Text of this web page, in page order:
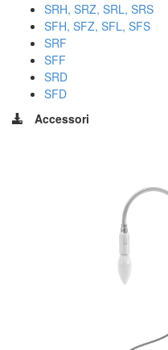
SRH, SRZ, SRL, SRS
SFH, SFZ, SFL, SFS
SRF
SFF
SRD
SFD
Accessori